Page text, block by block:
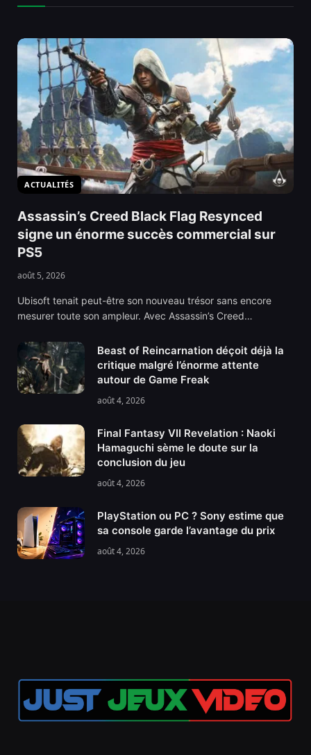
ACTUALITÉS
Assassin’s Creed Black Flag Resynced
signe un énorme succès commercial sur
PS5
août 5, 2026
Ubisoft tenait peut-être son nouveau trésor sans encore
mesurer toute son ampleur. Avec Assassin’s Creed…
Beast of Reincarnation déçoit déjà la
critique malgré l’énorme attente
autour de Game Freak
août 4, 2026
Final Fantasy VII Revelation : Naoki
Hamaguchi sème le doute sur la
conclusion du jeu
août 4, 2026
PlayStation ou PC ? Sony estime que
sa console garde l’avantage du prix
août 4, 2026